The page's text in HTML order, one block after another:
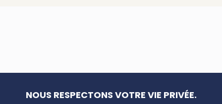
NOUS RESPECTONS VOTRE VIE PRIVÉE.